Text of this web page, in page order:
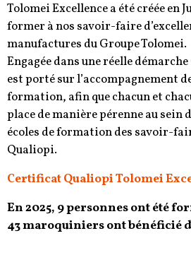
Tolomei Excellence a été créée en
former à nos savoir-faire
manufactures du Groupe Tolomei.
Engagée dans une réelle
est porté sur l’accompagnement
formation, afin que chacun et
place de manière pérenne au sein
écoles de formation des savoir-
Qualiopi.
Certificat Qualiopi Tolomei
En 2025, 9 personnes ont été
43 maroquiniers ont bénéficié